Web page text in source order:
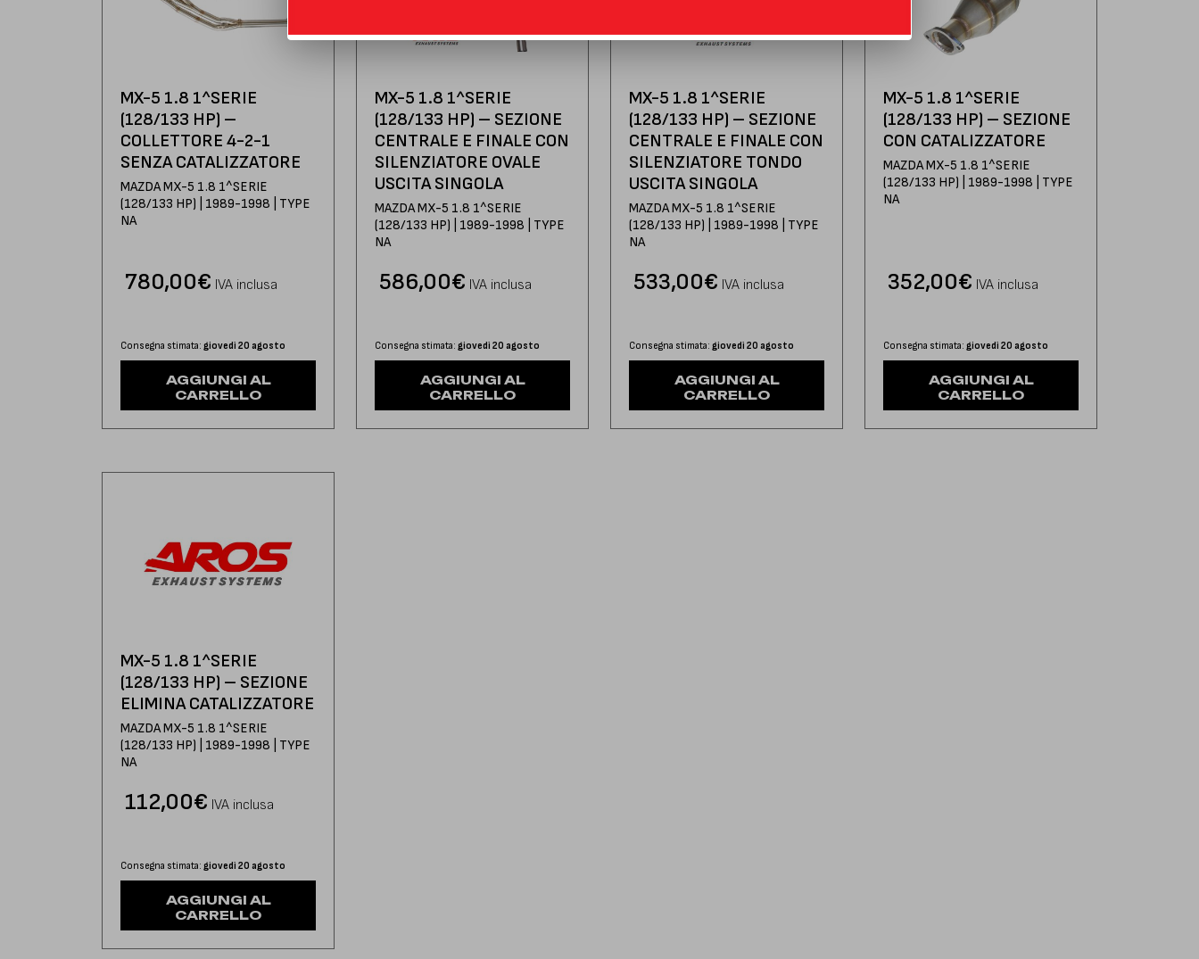
MX-5 1.8 1^SERIE
(128/133 HP) –
COLLETTORE 4-2-1
SENZA CATALIZZATORE
MAZDA MX-5 1.8 1^SERIE
(128/133 HP) | 1989-1998 | TYPE
NA
€
780,00 IVA inclusa
Consegna stimata: giovedì 20 agosto
AGGIUNGI AL
CARRELLO
MX-5 1.8 1^SERIE
(128/133 HP) – SEZIONE
CENTRALE E FINALE CON
SILENZIATORE OVALE
USCITA SINGOLA
MAZDA MX-5 1.8 1^SERIE
(128/133 HP) | 1989-1998 | TYPE
NA
€
586,00 IVA inclusa
Consegna stimata: giovedì 20 agosto
AGGIUNGI AL
CARRELLO
MX-5 1.8 1^SERIE
(128/133 HP) – SEZIONE
CENTRALE E FINALE CON
SILENZIATORE TONDO
USCITA SINGOLA
MAZDA MX-5 1.8 1^SERIE
(128/133 HP) | 1989-1998 | TYPE
NA
€
533,00 IVA inclusa
Consegna stimata: giovedì 20 agosto
AGGIUNGI AL
CARRELLO
MX-5 1.8 1^SERIE
(128/133 HP) – SEZIONE
CON CATALIZZATORE
MAZDA MX-5 1.8 1^SERIE
(128/133 HP) | 1989-1998 | TYPE
NA
€
352,00 IVA inclusa
Consegna stimata: giovedì 20 agosto
AGGIUNGI AL
CARRELLO
MX-5 1.8 1^SERIE
(128/133 HP) – SEZIONE
ELIMINA CATALIZZATORE
MAZDA MX-5 1.8 1^SERIE
(128/133 HP) | 1989-1998 | TYPE
NA
€
112,00 IVA inclusa
Consegna stimata: giovedì 20 agosto
AGGIUNGI AL
CARRELLO